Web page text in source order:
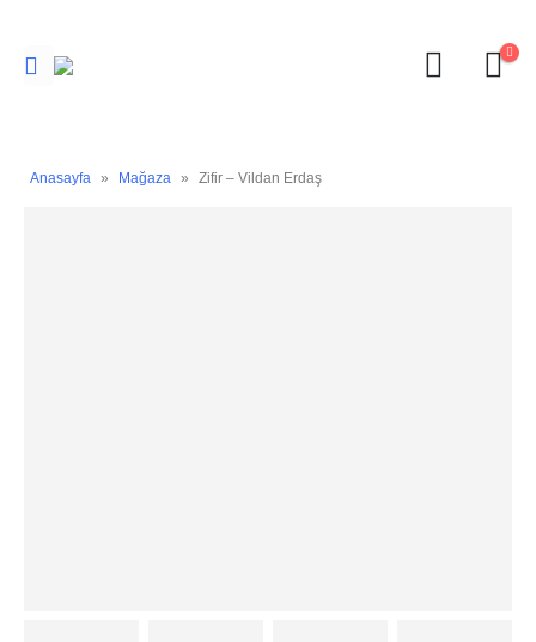
Anasayfa » Mağaza » Zifir – Vildan Erdaş